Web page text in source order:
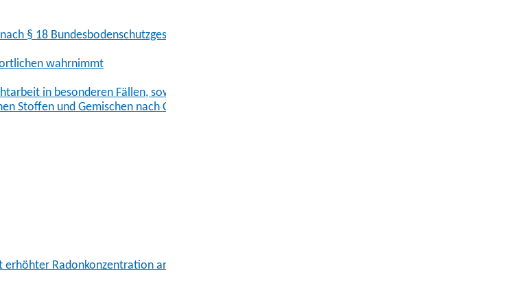
§ 18 Bundesbodenschutzgesetz
wahrnimmt
in besonderen Fällen, sowie der Art der Arbeit und dem Arbeitstempo
Stoffen und Gemischen nach ChemVerbotsV sowie Änderungsanzeigen bei Wechsel der
Radonkonzentration anmelden